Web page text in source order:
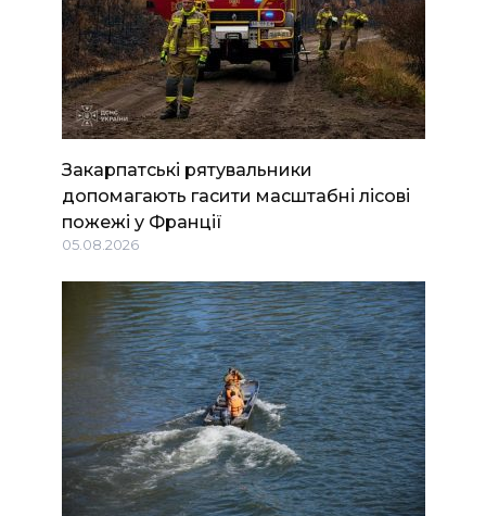
Закарпатські рятувальники
допомагають гасити масштабні лісові
пожежі у Франції
05.08.2026